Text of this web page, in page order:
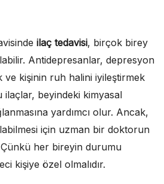
ilaç tedavisi, birçok birey
Antidepresanlar, depresyon
ve kişinin ruh halini iyileştirmek
ilaçlar, beyindeki kimyasal
yardımcı olur. Ancak,
için uzman bir doktorun
her bireyin durumu
kişiye özel olmalıdır.